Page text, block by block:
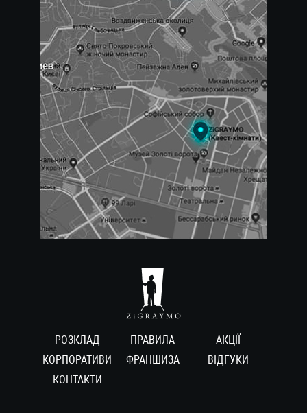
РОЗКЛАД ПРАВИЛА
АКЦІЇ
КОРПОРАТИВИ
ФРАНШИЗА
ВIДГУКИ
КОНТАКТИ